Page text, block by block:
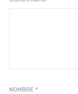
NOMBRE *